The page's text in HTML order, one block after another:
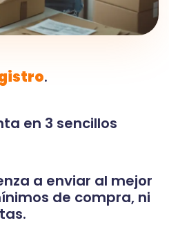
.
en 3 sencillos
a enviar al mejor
de compra, ni